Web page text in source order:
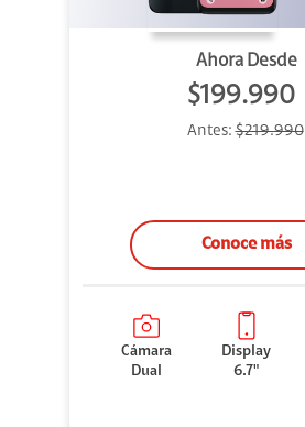
Ahora Desde
$199.990
Antes:$219.990
Conoce más
Cámara
Dual
Display
6.7"